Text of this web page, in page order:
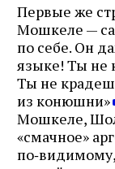
Первые же
Мошкеле —
по себе. Он
языке! Ты не
Ты не
из конюшни»
Мошкеле,
«смачное»